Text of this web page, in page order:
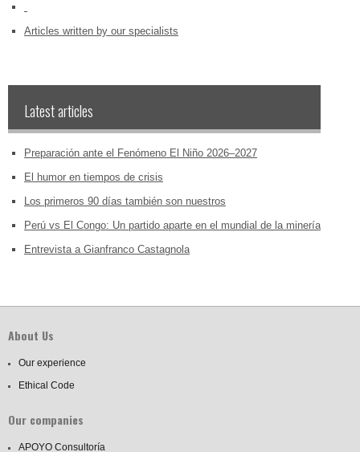
Articles written by our specialists
Latest articles
Preparación ante el Fenómeno El Niño 2026–2027
El humor en tiempos de crisis
Los primeros 90 días también son nuestros
Perú vs El Congo: Un partido aparte en el mundial de la minería
Entrevista a Gianfranco Castagnola
About Us
Our experience
Ethical Code
Our companies
APOYO Consultoría